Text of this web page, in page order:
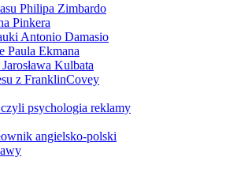
Philipa Zimbardo
Pinkera
Antonio Damasio
Paula Ekmana
Kulbata
z FranklinCovey
psychologia reklamy
angielsko-polski